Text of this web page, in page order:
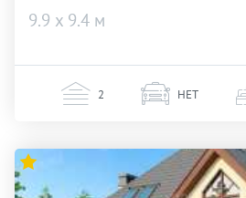
9.9 х 9.4 м
2 НЕТ